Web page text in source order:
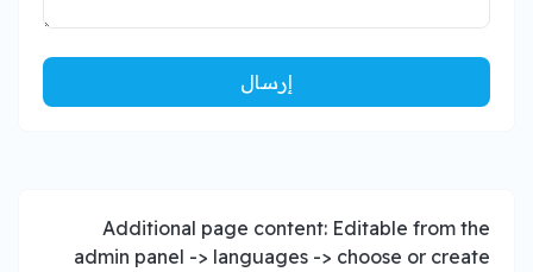
إرسال
Additional page content: Editable from the
admin panel -> languages -> choose or create